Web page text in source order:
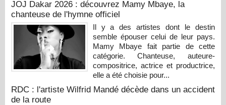
JOJ Dakar 2026 : découvrez Mamy Mbaye, la
chanteuse de l'hymne officiel
Il y a des artistes dont le destin
semble épouser celui de leur pays.
Mamy Mbaye fait partie de cette
catégorie. Chanteuse, auteure-
compositrice, actrice et productrice,
elle a été choisie pour...
RDC : l'artiste Wilfrid Mandé décède dans un accident
de la route